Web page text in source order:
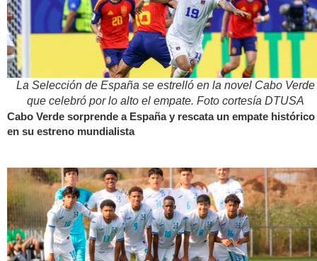
La Selección de España se estrelló en la novel Cabo Verde
que celebró por lo alto el empate. Foto cortesía DTUSA
Cabo Verde sorprende a España y rescata un empate histórico
en su estreno mundialista